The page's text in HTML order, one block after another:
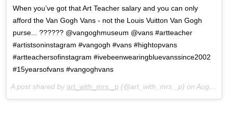
When you’ve got that Art Teacher salary and you can only
afford the Van Gogh Vans - not the Louis Vuitton Van Gogh
purse... ?????? @vangoghmuseum @vans #artteacher
#artistsoninstagram #vangogh #vans #hightopvans
#artteachersofinstagram #ivebeenwearingbluevanssince2002
#15yearsofvans #vangoghvans
A post shared by art_with_mrs._p (@art_with_mrs._p) on Aug 3, 2018 at 9:15am PDT